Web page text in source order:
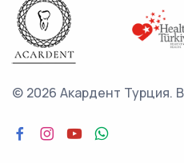
© 2026 Акардент Турция.